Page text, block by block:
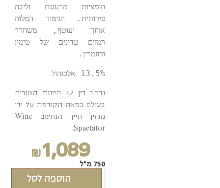
חומציות מרעננת וליבה
פירותית. הגימור המלוח
ארוך ועוטף, משחרר
רמזים עדינים של טימין
ורוזמרין.
13.5% אלכוהול
נבחר בין 12 היינות הטובים
בעולם במאה הקודמת על ידי
מגזין היין הנחשב Wine
Spactator.
₪1,089
750 מ"ל
הוספה לסל